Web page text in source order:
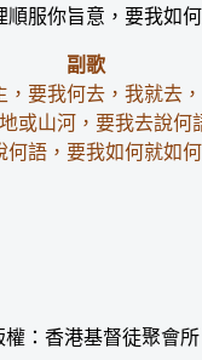
順服你旨意，要我如何
副歌
，要我何去，我就去，
或山河，要我去說何
何語，要我如何就如何
：香港基督徒聚會所